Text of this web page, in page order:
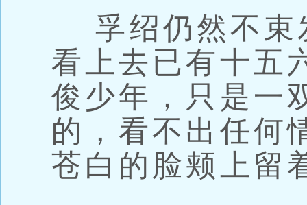
孚绍仍然不束
看上去已有十五
俊少年，只是一
的，看不出任何
苍白的脸颊上留